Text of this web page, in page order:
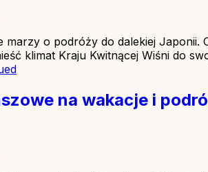
marzy o podróży do dalekiej
klimat Kraju Kwitnącej Wiśni do
na wakacje i